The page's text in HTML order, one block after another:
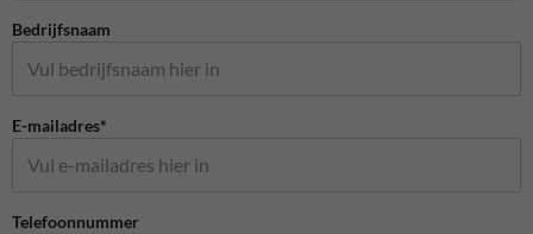
Bedrijfsnaam
E-mailadres*
Telefoonnummer